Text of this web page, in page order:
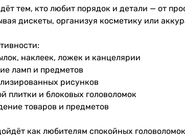
тем, кто любит порядок и детали — от
дискеты, организуя косметику или
наклеек, ложек и канцелярии
ламп и предметов
рисунков
плитки и блоковых головоломок
товаров и предметов
как любителям спокойных